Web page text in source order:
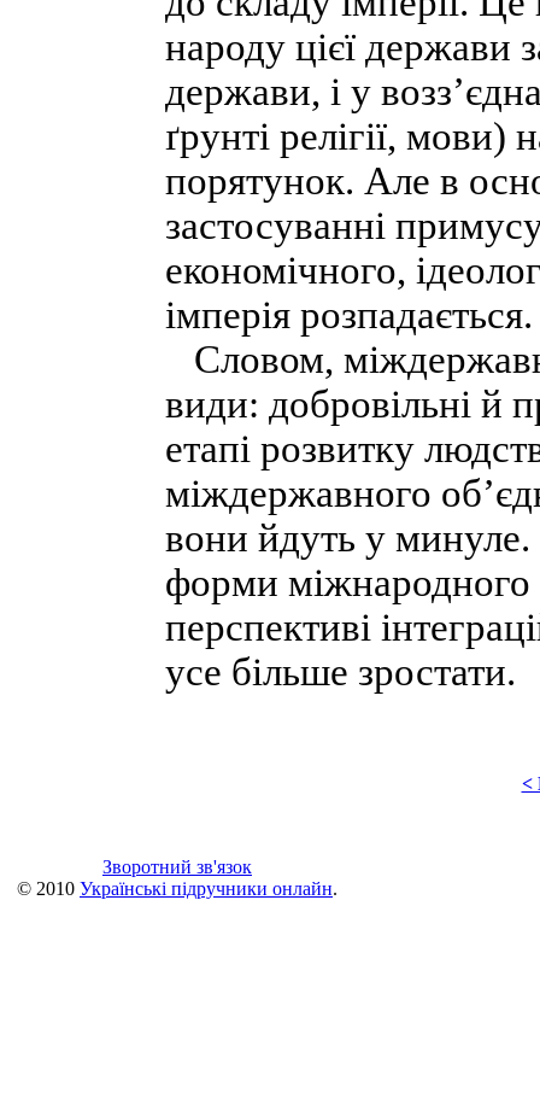
народу цієї держави
держави, і у
ґрунті релігії, мови)
порятунок. Але в
застосуванні
економічного,
імперія розпадається.
Словом,
види: добровільні й
етапі розвитку
міждержавного
вони йдуть у минуле.
форми міжнародного
перспективі
усе більше зростати.
<
Зворотний зв'язок
© 2010 Українські підручники онлайн.